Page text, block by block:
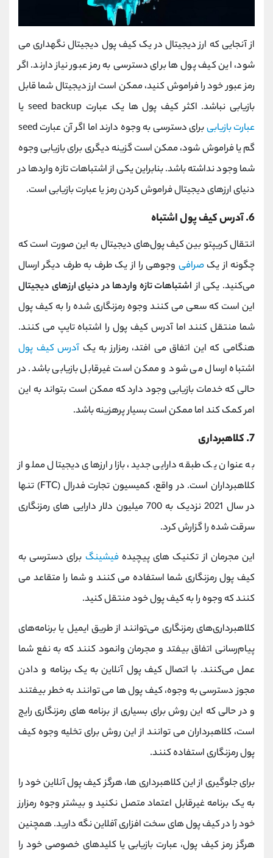
از آنجایی که ارز دیجیتال در یک کیف پول دیجیتال نگهداری می
شود، این کیف پول ها برای دسترسی به رمز عبور نیاز دارند. اگر
رمز عبور خود را فراموش کنید، ممکن است ارز دیجیتال شما قابل
بازیابی نباشد. اکثر کیف پول ها یک عبارت seed backup یا
عبارت بازیابی
برای دسترسی به وجوه دارند اما اگر آن عبارت seed
گم یا فراموش شود، ممکن است گزینه دیگری برای بازیابی وجوه
شما وجود نداشته باشد. بنابراین یکی از اشتباهات تازه واردها در
دنیای ارزهای دیجیتال فراموش کردن رمز یا عبارت بازیابی است.
6. آدرس کیف پول اشتباه
انتقال کریپتو بین کیف پول‌های دیجیتال به این صورت است که
چگونه از یکصرافی وجوهی را از یک طرف به طرف دیگر ارسال
می‌کنید. یکی ازاشتباهات تازه واردها در دنیای ارزهای دیجیتال
این است که سعی می کنند وجوه رمزنگاری شده را به کیف پول
شما منتقل کنند اما آدرس کیف پول را اشتباه تایپ می کنند.
هنگامی که این اتفاق می افتد، رمزارز به یکآدرس کیف پول
اشتباه ارسال می شود و ممکن است غیرقابل بازیابی باشد. در
حالی که خدمات بازیابی وجود دارد که ممکن است بتواند به این
امر کمک کند اما ممکن است بسیار پرهزینه باشد.
7. کلاهبرداری
به عنوان یک طبقه دارایی جدید، بازار ارزهای دیجیتال مملو از
کلاهبرداران است. در واقع، کمیسیون تجارت فدرال (FTC) تنها
در سال 2021 نزدیک به 700 میلیون دلار دارایی های رمزنگاری
سرقت شده را گزارش کرد.
این مجرمان از تکنیک های پیچیدهفیشینگ برای دسترسی به
کیف پول رمزنگاری شما استفاده می کنند و شما را متقاعد می
کنند که وجوه را به کیف پول خود منتقل کنید.
کلاهبرداری‌های رمزنگاری می‌توانند از طریق ایمیل یا برنامه‌های
پیام‌رسانی اتفاق بیفتد و مجرمان وانمود کنند که به نفع شما
عمل می‌کنند. با اتصال کیف پول آنلاین به یک برنامه و دادن
مجوز دسترسی به وجوه، کیف پول ها می توانند به خطر بیفتند
و در حالی که این روش برای بسیاری از برنامه های رمزنگاری رایج
است، کلاهبرداران می توانند از این روش برای تخلیه وجوه کیف
پول رمزنگاری استفاده کنند.
برای جلوگیری از این کلاهبرداری ها، هرگز کیف پول آنلاین خود را
به یک برنامه غیرقابل اعتماد متصل نکنید و بیشتر وجوه رمزارز
خود را در کیف پول های سخت افزاری آفلاین نگه دارید. همچنین
هرگز رمز کیف پول، عبارت بازیابی یا کلیدهای خصوصی خود را